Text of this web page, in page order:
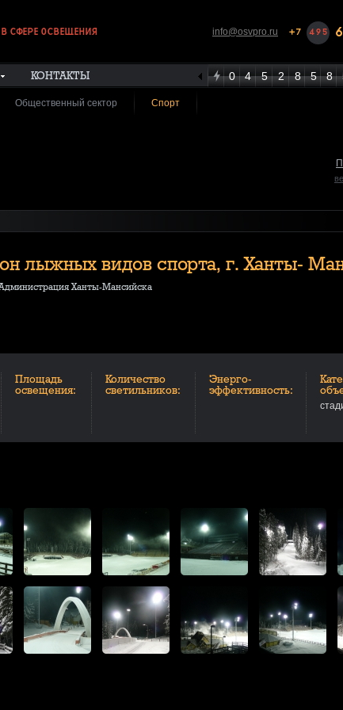
СФЕРЕ ОСВЕЩЕНИЯ info@osvpro.ru +7 495
КОНТАКТЫ
Общественный сектор Спорт
0 4 5 2 8 5 8
лыжных видов спорта, г. Ханты-
Ханты-Мансийска
Площадь
освещения:
Количество
светильников:
Энерго-
эффективность: